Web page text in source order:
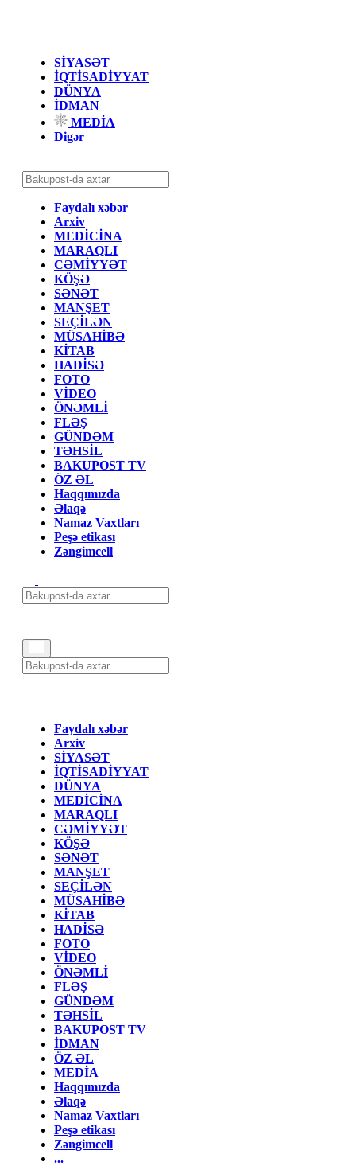
SİYASƏT
İQTİSADİYYAT
DÜNYA
İDMAN
MEDİA
Digər
Faydalı xəbər
Arxiv
MEDİCİNA
MARAQLI
CƏMİYYƏT
KÖŞƏ
SƏNƏT
MANŞET
SEÇİLƏN
MÜSAHİBƏ
KİTAB
HADİSƏ
FOTO
VİDEO
ÖNƏMLİ
FLƏŞ
GÜNDƏM
TƏHSİL
BAKUPOST TV
ÖZ ƏL
Haqqımızda
Əlaqə
Namaz Vaxtları
Peşə etikası
Zəngimcell
Faydalı xəbər
Arxiv
SİYASƏT
İQTİSADİYYAT
DÜNYA
MEDİCİNA
MARAQLI
CƏMİYYƏT
KÖŞƏ
SƏNƏT
MANŞET
SEÇİLƏN
MÜSAHİBƏ
KİTAB
HADİSƏ
FOTO
VİDEO
ÖNƏMLİ
FLƏŞ
GÜNDƏM
TƏHSİL
BAKUPOST TV
İDMAN
ÖZ ƏL
MEDİA
Haqqımızda
Əlaqə
Namaz Vaxtları
Peşə etikası
Zəngimcell
...